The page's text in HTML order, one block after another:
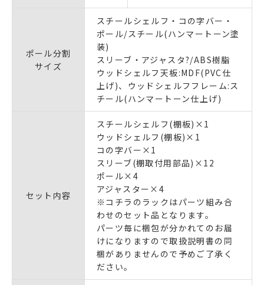
ポール分割
サイズ
スチールシェルフ・コの字バー・
ポール/スチール(ハンマートーン塗
装)
スリーブ・アジャスタ?/ABS樹脂
ウッドシェルフ天板:MDF(PVC仕
上げ)、ウッドシェルフフレーム:ス
チール(ハンマートーン仕上げ)
セット内容
スチールシェルフ(棚板)×1
ウッドシェルフ(棚板)×1
コの字バー×1
スリーブ(棚取付用部品)×12
ポール×4
アジャスター×4
※コチラのラックはパーツ組み合
わせのセット品となります。
パーツ毎に梱包が分かれてのお届
けになりますので取扱説明書の同
梱がありませんので予めご了承く
ださい。